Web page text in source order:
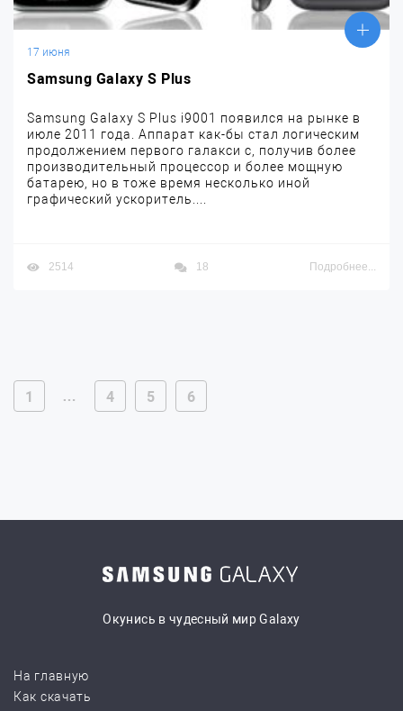
17 июня
Samsung Galaxy S Plus
Samsung Galaxy S Plus i9001 появился на рынке в
июле 2011 года. Аппарат как-бы стал логическим
продолжением первого галакси с, получив более
производительный процессор и более мощную
батарею, но в тоже время несколько иной
графический ускоритель....
2514 18 Подробнее...
1 … 4 5 6
Окунись в чудесный мир Galaxy
На главную
Как скачать